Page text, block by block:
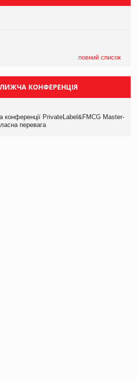
повний список
КОНФЕРЕНЦІЯ
конференції PrivateLabel&FMCG Master-
перевага